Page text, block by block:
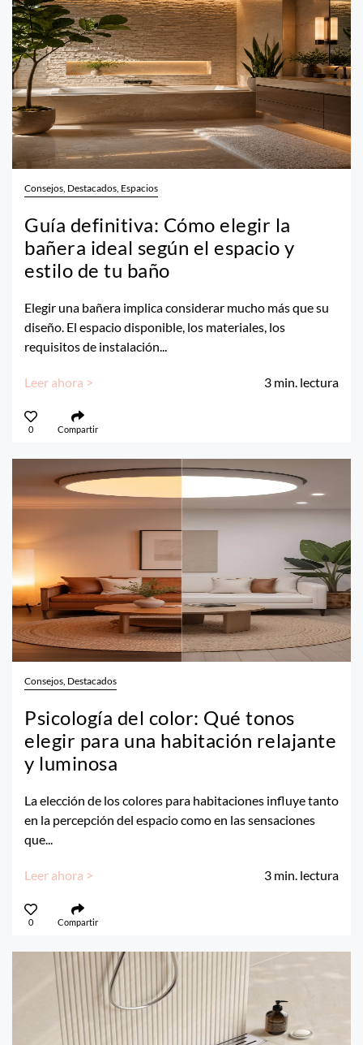
Consejos, Destacados, Espacios
Guía definitiva: Cómo elegir la
bañera ideal según el espacio y
estilo de tu baño
Elegir una bañera implica considerar mucho más que su
diseño. El espacio disponible, los materiales, los
requisitos de instalación...
Leer ahora > 3 min. lectura
0 Compartir
Consejos, Destacados
Psicología del color: Qué tonos
elegir para una habitación relajante
y luminosa
La elección de los colores para habitaciones influye tanto
en la percepción del espacio como en las sensaciones
que...
Leer ahora > 3 min. lectura
0 Compartir